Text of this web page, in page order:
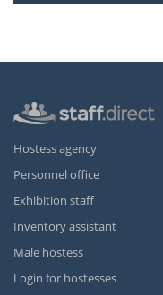
Hostess agency
Personnel office
Exhibition staff
Inventory assistant
Male hostess
Login for hostesses